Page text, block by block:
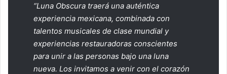
“Luna Obscura traerá una auténtica
experiencia mexicana, combinada con
talentos musicales de clase mundial y
experiencias restauradoras conscientes
para unir a las personas bajo una luna
nueva. Los invitamos a venir con el corazón